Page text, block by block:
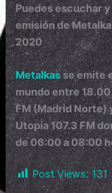
Puedes escuchar
emisión de
2020
Metalkasse emite
mundo entre
FM (Madrid
Utopía 107.3 FM
de 06:00 a 08:00
Post Views: 131